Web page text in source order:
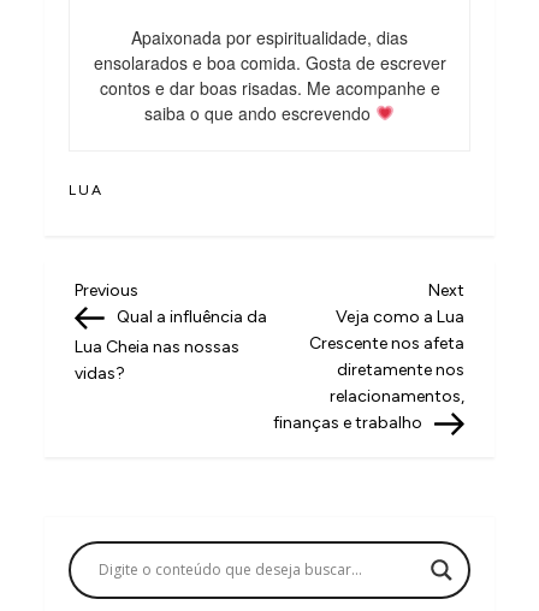
Apaixonada por espiritualidade, dias
ensolarados e boa comida. Gosta de escrever
contos e dar boas risadas. Me acompanhe e
saiba o que ando escrevendo
LUA
N
a
v
ç
ã
Previous
Post
Previous
Qual a influência da
Lua Cheia nas nossas
vidas?
Next
Post
Next
Veja como a Lua
Crescente nos afeta
diretamente nos
relacionamentos,
finanças e trabalho